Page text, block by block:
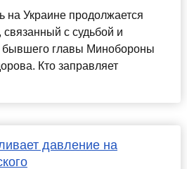
на Украине продолжается
связанный с судьбой и
бывшего главы Минобороны
Кто заправляет
давление на